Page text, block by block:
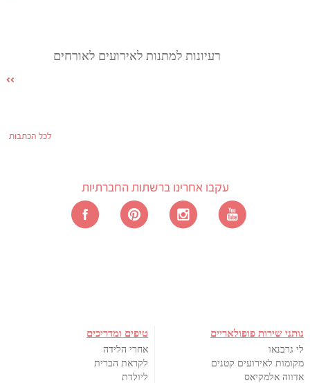
רעיונות למתנות לאירועים לאורחים
לכל הכתבות
עקבו אחרינו ברשתות החברתיות
נותני שירות פופולאריים
לי גרבנאו
מקומות לאירועים קטנים
אדווה אלמקיאס
טיפים ומדריכים
אחרי הלידה
לקראת הברית
ליולדת